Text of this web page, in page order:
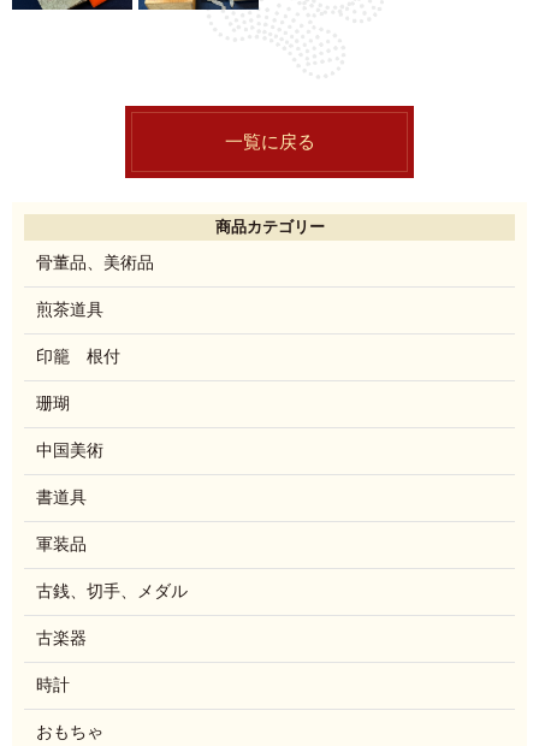
一覧に戻る
商品カテゴリー
骨董品、美術品
煎茶道具
印籠 根付
珊瑚
中国美術
書道具
軍装品
古銭、切手、メダル
古楽器
時計
おもちゃ